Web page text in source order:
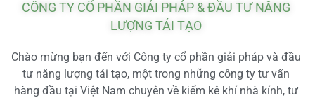
CÔNG TY CỔ PHẦN GIẢI PHÁP & ĐẦU TƯ NĂNG
LƯỢNG TÁI TẠO
Chào mừng bạn đến với Công ty cổ phần giải pháp và đầu
tư năng lượng tái tạo, một trong những công ty tư vấn
hàng đầu tại Việt Nam chuyên về kiểm kê khí nhà kính, tư